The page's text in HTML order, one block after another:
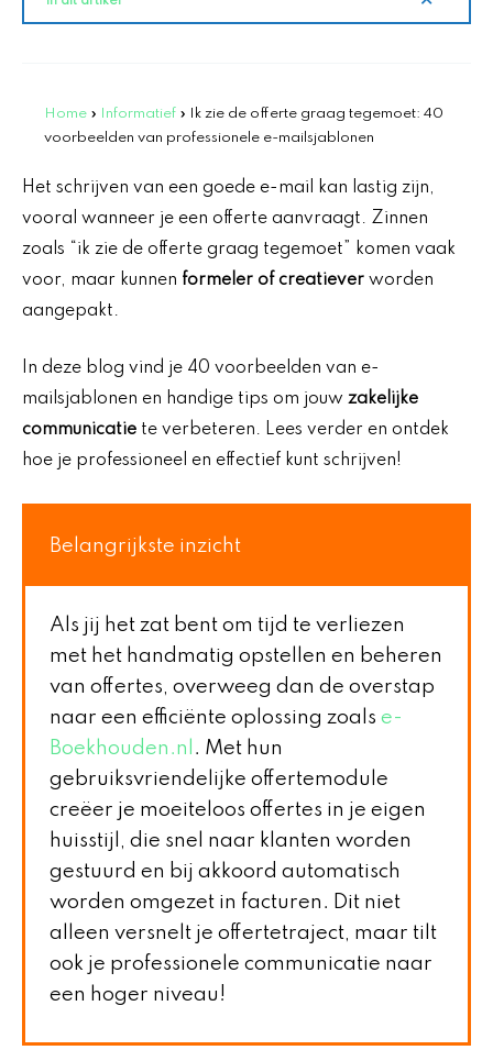
Home » Informatief »
Ik zie de offerte graag tegemoet: 40
voorbeelden van professionele e-mailsjablonen
Het schrijven van een goede e-mail kan lastig zijn,
vooral wanneer je een offerte aanvraagt. Zinnen
zoals “ik zie de offerte graag tegemoet” komen vaak
voor, maar kunnen formeler of creatiever worden
aangepakt.
In deze blog vind je 40 voorbeelden van e-
mailsjablonen en handige tips om jouw zakelijke
communicatie te verbeteren. Lees verder en ontdek
hoe je professioneel en effectief kunt schrijven!
Belangrijkste inzicht
Als jij het zat bent om tijd te verliezen
met het handmatig opstellen en beheren
van offertes, overweeg dan de overstap
naar een efficiënte oplossing zoals e-
Boekhouden.nl . Met hun
gebruiksvriendelijke offertemodule
creëer je moeiteloos offertes in je eigen
huisstijl, die snel naar klanten worden
gestuurd en bij akkoord automatisch
worden omgezet in facturen. Dit niet
alleen versnelt je offertetraject, maar tilt
ook je professionele communicatie naar
een hoger niveau!